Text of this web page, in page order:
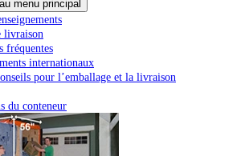
menu principal
livraison
fréquentes
internationaux
pour l’emballage et la livraison
du conteneur